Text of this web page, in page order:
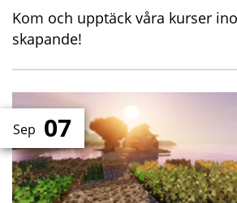
Kom och upptäck våra kurser
skapande!
Sep 07